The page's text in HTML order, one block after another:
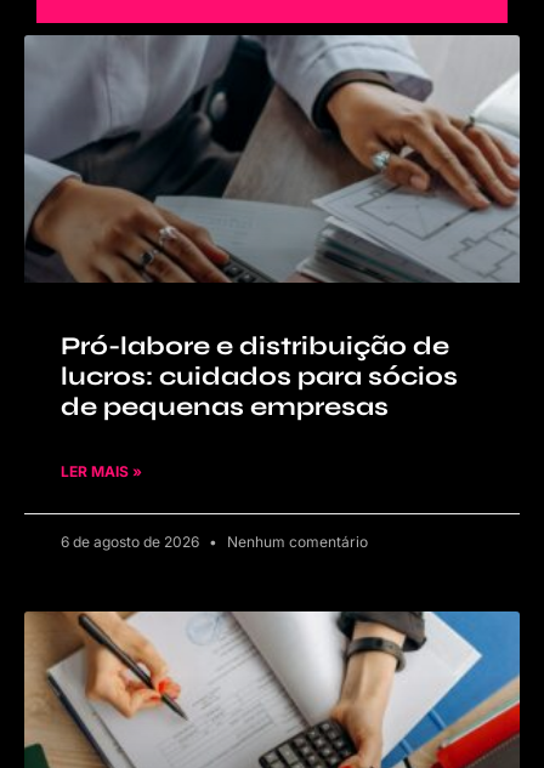
Pró-labore e distribuição de
lucros: cuidados para sócios
de pequenas empresas
LER MAIS »
6 de agosto de 2026 Nenhum comentário